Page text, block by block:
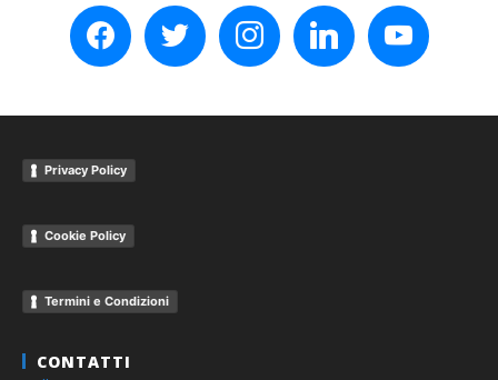
facebook
twitter instagram linkedin youtube
Privacy Policy
Cookie Policy
Termini e Condizioni
CONTATTI